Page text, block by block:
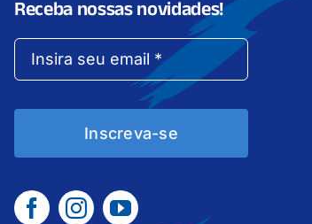
Receba nossas novidades!
Inscreva-se